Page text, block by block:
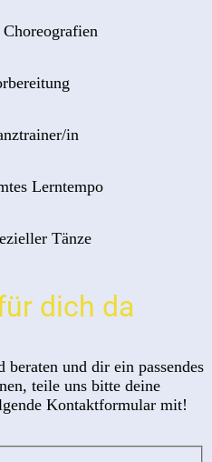
in
Lerntempo
Tänze
dich da
und dir ein passendes
teile uns bitte deine
Kontaktformular mit!